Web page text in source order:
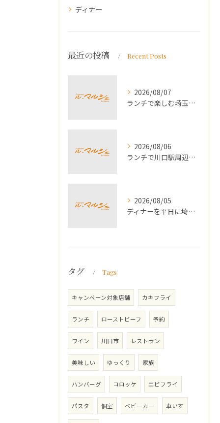
ディナー
最近の投稿 Recent Posts
2026/08/07
ランチで楽しむ埼玉県川口市の運動会シーズンにおすすめ家族体験ガイド
2026/08/06
ランチで川口駅周辺の生パスタを満喫する女子会におすすめの最新ガイド
2026/08/05
ディナーを平日に埼玉県川口市で選ぶ満足度とコスパの高い外食術
タグ Tags
キャンペーン対象店舗 カキフライ
ランチ ローストビーフ 予約
ワイン 川口市 レストラン
美味しい ゆっくり 家族
ハンバーグ コロッケ エビフライ
パスタ 個室 ベビーカー 車いす